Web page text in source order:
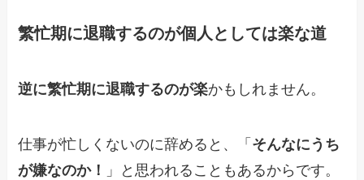
繁忙期に退職するのが個人としては楽な道
逆に繁忙期に退職するのが楽かもしれません。
仕事が忙しくないのに辞めると、「 そんなにうち
が嫌なのか！
」と思われることもあるからです。